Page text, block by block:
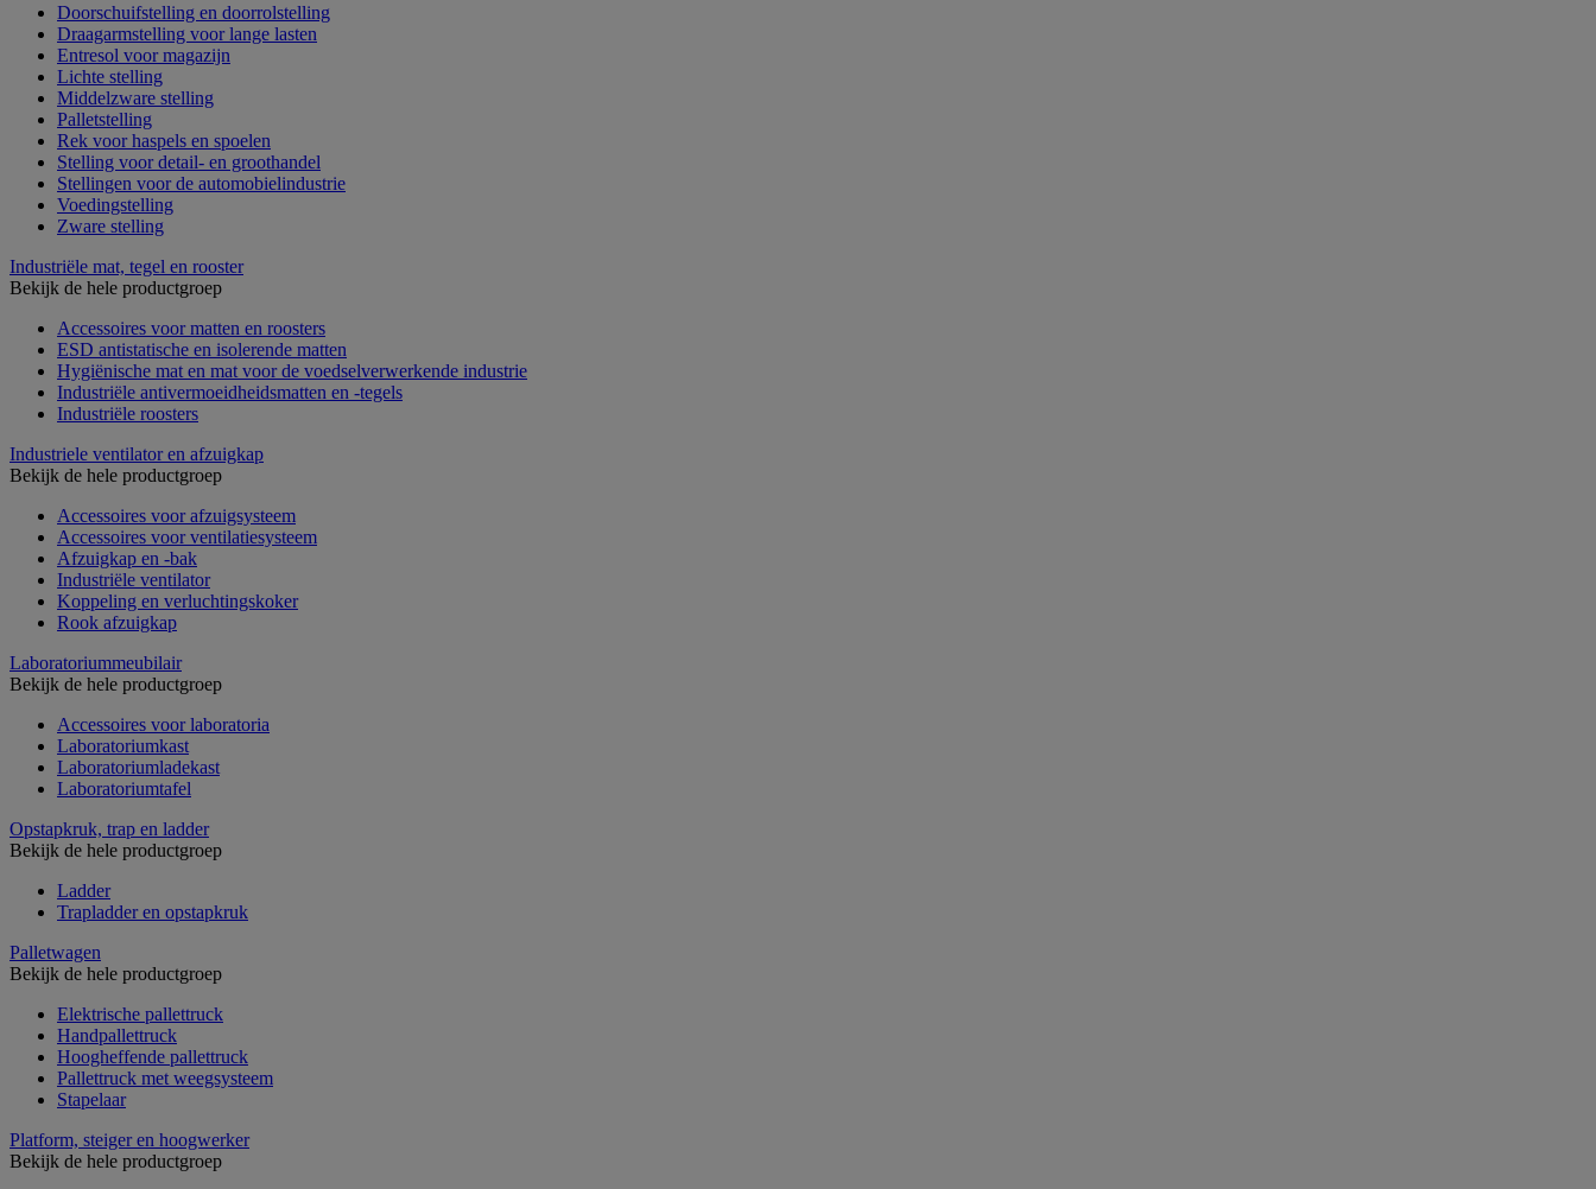
Doorschuifstelling en doorrolstelling
Draagarmstelling voor lange lasten
Entresol voor magazijn
Lichte stelling
Middelzware stelling
Palletstelling
Rek voor haspels en spoelen
Stelling voor detail- en groothandel
Stellingen voor de automobielindustrie
Voedingstelling
Zware stelling
Industriële mat, tegel en rooster
Bekijk de hele productgroep
Accessoires voor matten en roosters
ESD antistatische en isolerende matten
Hygiënische mat en mat voor de voedselverwerkende industrie
Industriële antivermoeidheidsmatten en -tegels
Industriële roosters
Industriele ventilator en afzuigkap
Bekijk de hele productgroep
Accessoires voor afzuigsysteem
Accessoires voor ventilatiesysteem
Afzuigkap en -bak
Industriële ventilator
Koppeling en verluchtingskoker
Rook afzuigkap
Laboratoriummeubilair
Bekijk de hele productgroep
Accessoires voor laboratoria
Laboratoriumkast
Laboratoriumladekast
Laboratoriumtafel
Opstapkruk, trap en ladder
Bekijk de hele productgroep
Ladder
Trapladder en opstapkruk
Palletwagen
Bekijk de hele productgroep
Elektrische pallettruck
Handpallettruck
Hoogheffende pallettruck
Pallettruck met weegsysteem
Stapelaar
Platform, steiger en hoogwerker
Bekijk de hele productgroep